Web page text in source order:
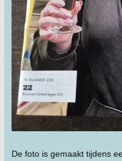
De foto is gemaakt tijdens